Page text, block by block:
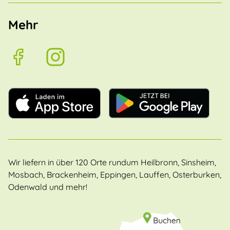
Mehr
Wir liefern in über 120 Orte rundum Heilbronn, Sinsheim,
Mosbach, Brackenheim, Eppingen, Lauffen, Osterburken,
Odenwald und mehr!